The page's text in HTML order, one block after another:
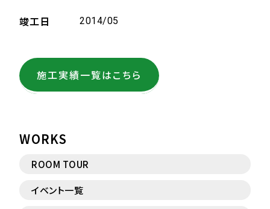
竣工日 2014/05
施工実績一覧はこちら
WORKS
ROOM TOUR
イベント一覧